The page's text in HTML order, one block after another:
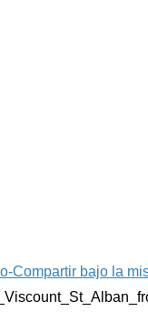
Compartir bajo la